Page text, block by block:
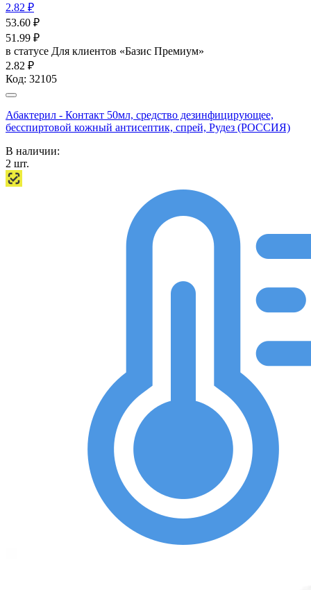
2.82 ₽
53.60 ₽
51.99 ₽
в статусе Для клиентов «Базис Премиум»
2.82 ₽
Код: 32105
Абактерил - Контакт 50мл, средство дезинфицирующее,
бесспиртовой кожный антисептик, спрей, Рудез (РОССИЯ)
В наличии:
2 шт.